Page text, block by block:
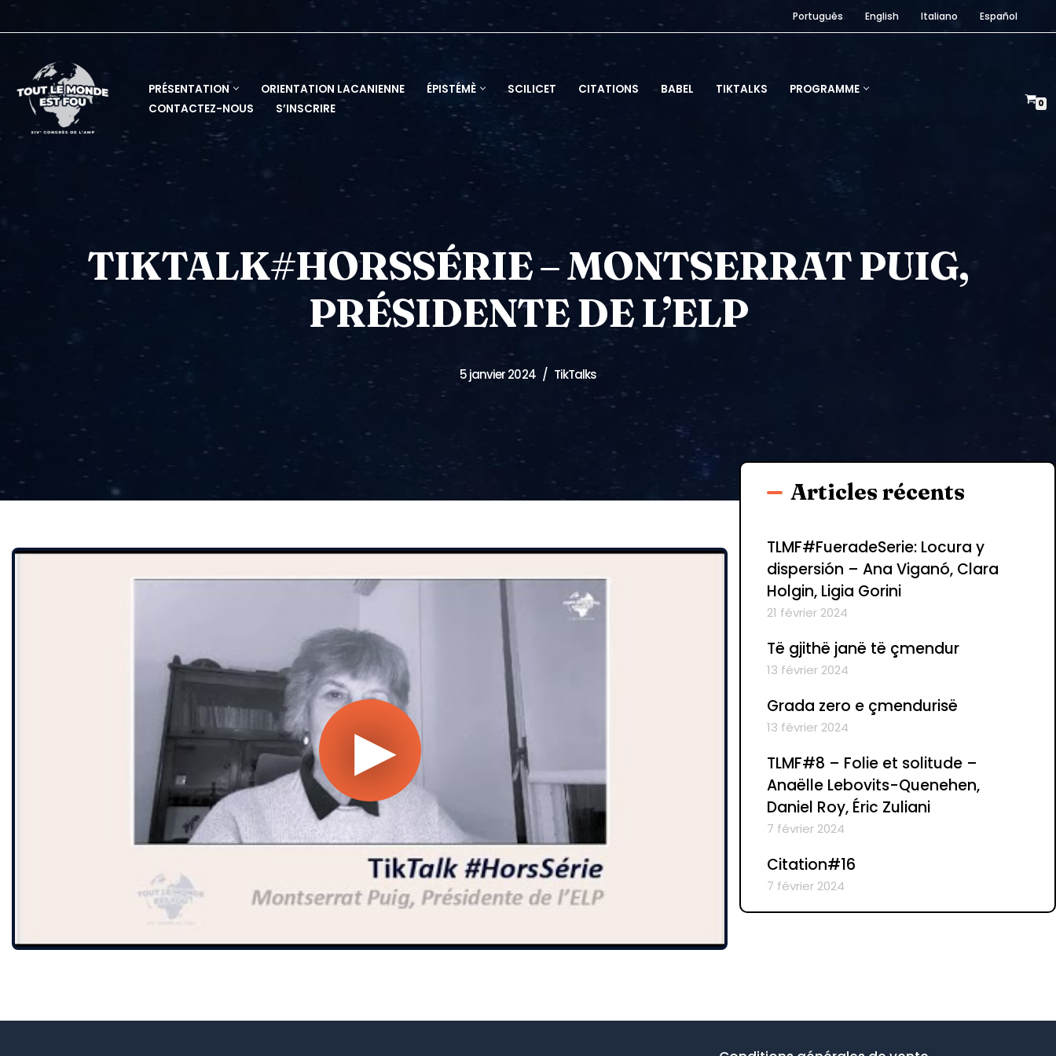
content
Português English Italiano Español
PRÉSENTATION ORIENTATION LACANIENNE ÉPISTÉMÈ SCILICET CITATIONS BABEL TIKTALKS
PROGRAMME
CONTACTEZ-NOUS
S’INSCRIRE 0
TIKTALK#HORSSÉRIE – MONTSERRAT PUIG,
PRÉSIDENTE DE L’ELP
5 janvier 2024 TikTalks
Articles récents
TLMF#FueradeSerie: Locura y
dispersión – Ana Viganó, Clara
Holgin, Ligia Gorini
21 février 2024
Të gjithë janë të çmendur
13 février 2024
Grada zero e çmendurisë
13 février 2024
TLMF#8 – Folie et solitude –
Anaëlle Lebovits-Quenehen,
Daniel Roy, Éric Zuliani
7 février 2024
Citation#16
7 février 2024